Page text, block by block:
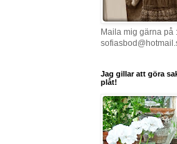
Maila mig gärna på :
Jag gillar att göra
plåt!